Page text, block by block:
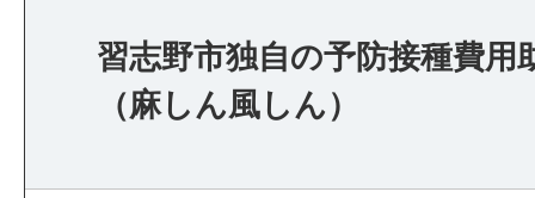
習志野市独自の予防接種費用
（麻しん風しん）